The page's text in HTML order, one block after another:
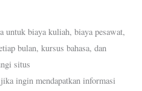
biaya kuliah, biaya pesawat,
bulan, kursus bahasa, dan
situs
ingin mendapatkan informasi